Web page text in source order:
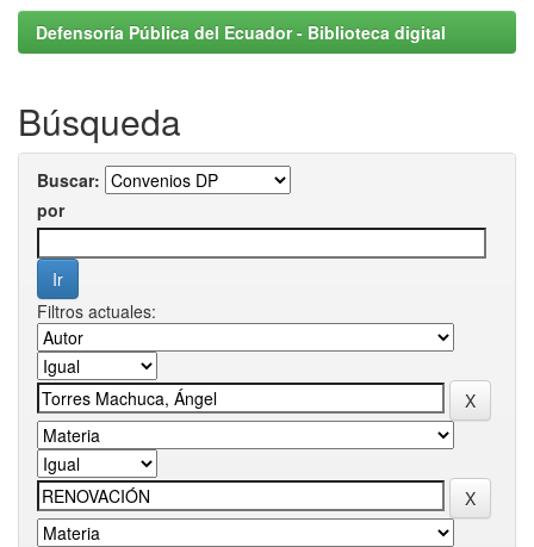
Defensoría Pública del Ecuador - Biblioteca digital
Búsqueda
Buscar:
por
Filtros actuales: